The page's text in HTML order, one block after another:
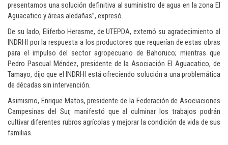
presentamos una solución definitiva al suministro de agua en la zona El
Aguacatico y áreas aledañas”, expresó.
De su lado, Eliferbo Herasme, de UTEPDA, externó su agradecimiento al
INDRHI por la respuesta a los productores que requerían de estas obras
para el impulso del sector agropecuario de Bahoruco; mientras que
Pedro Pascual Méndez, presidente de la Asociación El Aguacatico, de
Tamayo, dijo que el INDRHI está ofreciendo solución a una problemática
de décadas sin intervención.
Asimismo, Enrique Matos, presidente de la Federación de Asociaciones
Campesinas del Sur, manifestó que al culminar los trabajos podrán
cultivar diferentes rubros agrícolas y mejorar la condición de vida de sus
familias.